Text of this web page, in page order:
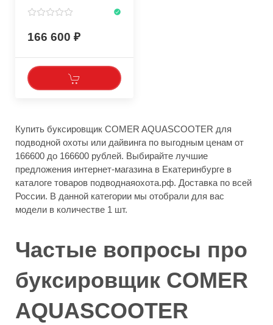
166 600
Купить буксировщик COMER AQUASCOOTER для
подводной охоты или дайвинга по выгодным ценам от
166600 до 166600 рублей. Выбирайте лучшие
предложения интернет-магазина в Екатеринбурге в
каталоге товаров подводнаяохота.рф. Доставка по всей
России. В данной категории мы отобрали для вас
модели в количестве 1 шт.
Частые вопросы про
буксировщик COMER
AQUASCOOTER